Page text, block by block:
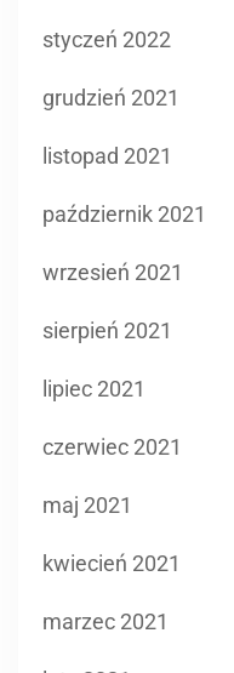
listopad 2021
październik 2021
wrzesień 2021
sierpień 2021
lipiec 2021
czerwiec 2021
maj 2021
kwiecień 2021
marzec 2021
luty 2021
styczeń 2021